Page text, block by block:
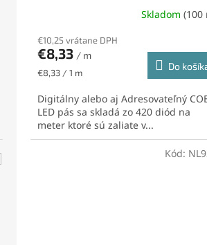
Skladom (100
€10,25 vrátane DPH
€8,33 / m
Jednotková
€8,33 / 1 m
Do
Digitálny alebo aj Adresovateľný
LED pás sa skladá zo 420 diód na
meter ktoré sú zaliate v...
Kód: